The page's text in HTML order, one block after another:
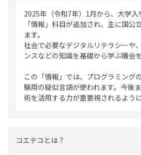
2025年（令和7年）1月から、大学入
「情報」科目が追加され、主に国公
ます。
社会で必要なデジタルリテラシーや
ンスなどの知識を基礎から学ぶ機会
この「情報」では、プログラミング
験用の疑似言語が使われます。今後
術を活用する力が重要視されるように
コエテコとは？